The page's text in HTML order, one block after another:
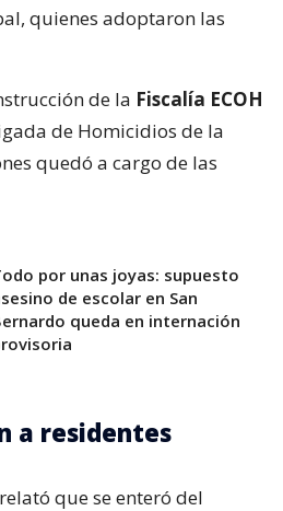
quienes adoptaron las
de la Fiscalía ECOH
de Homicidios de la
quedó a cargo de las
por unas joyas: supuesto
de escolar en San
queda en internación
a residentes
que se enteró del